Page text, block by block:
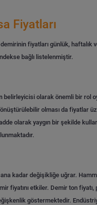
Fiyatları
fiyatları günlük, haftalık
bağlı listelenmiştir.
olarak önemli bir rol
olması da fiyatlar
olarak yaygın bir şekilde
kadar değişikliğe uğrar.
fiyatını etkiler. Demir ton
göstermektedir.